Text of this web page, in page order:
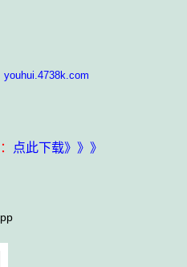
youhui.4738k.com
点此下载》》》